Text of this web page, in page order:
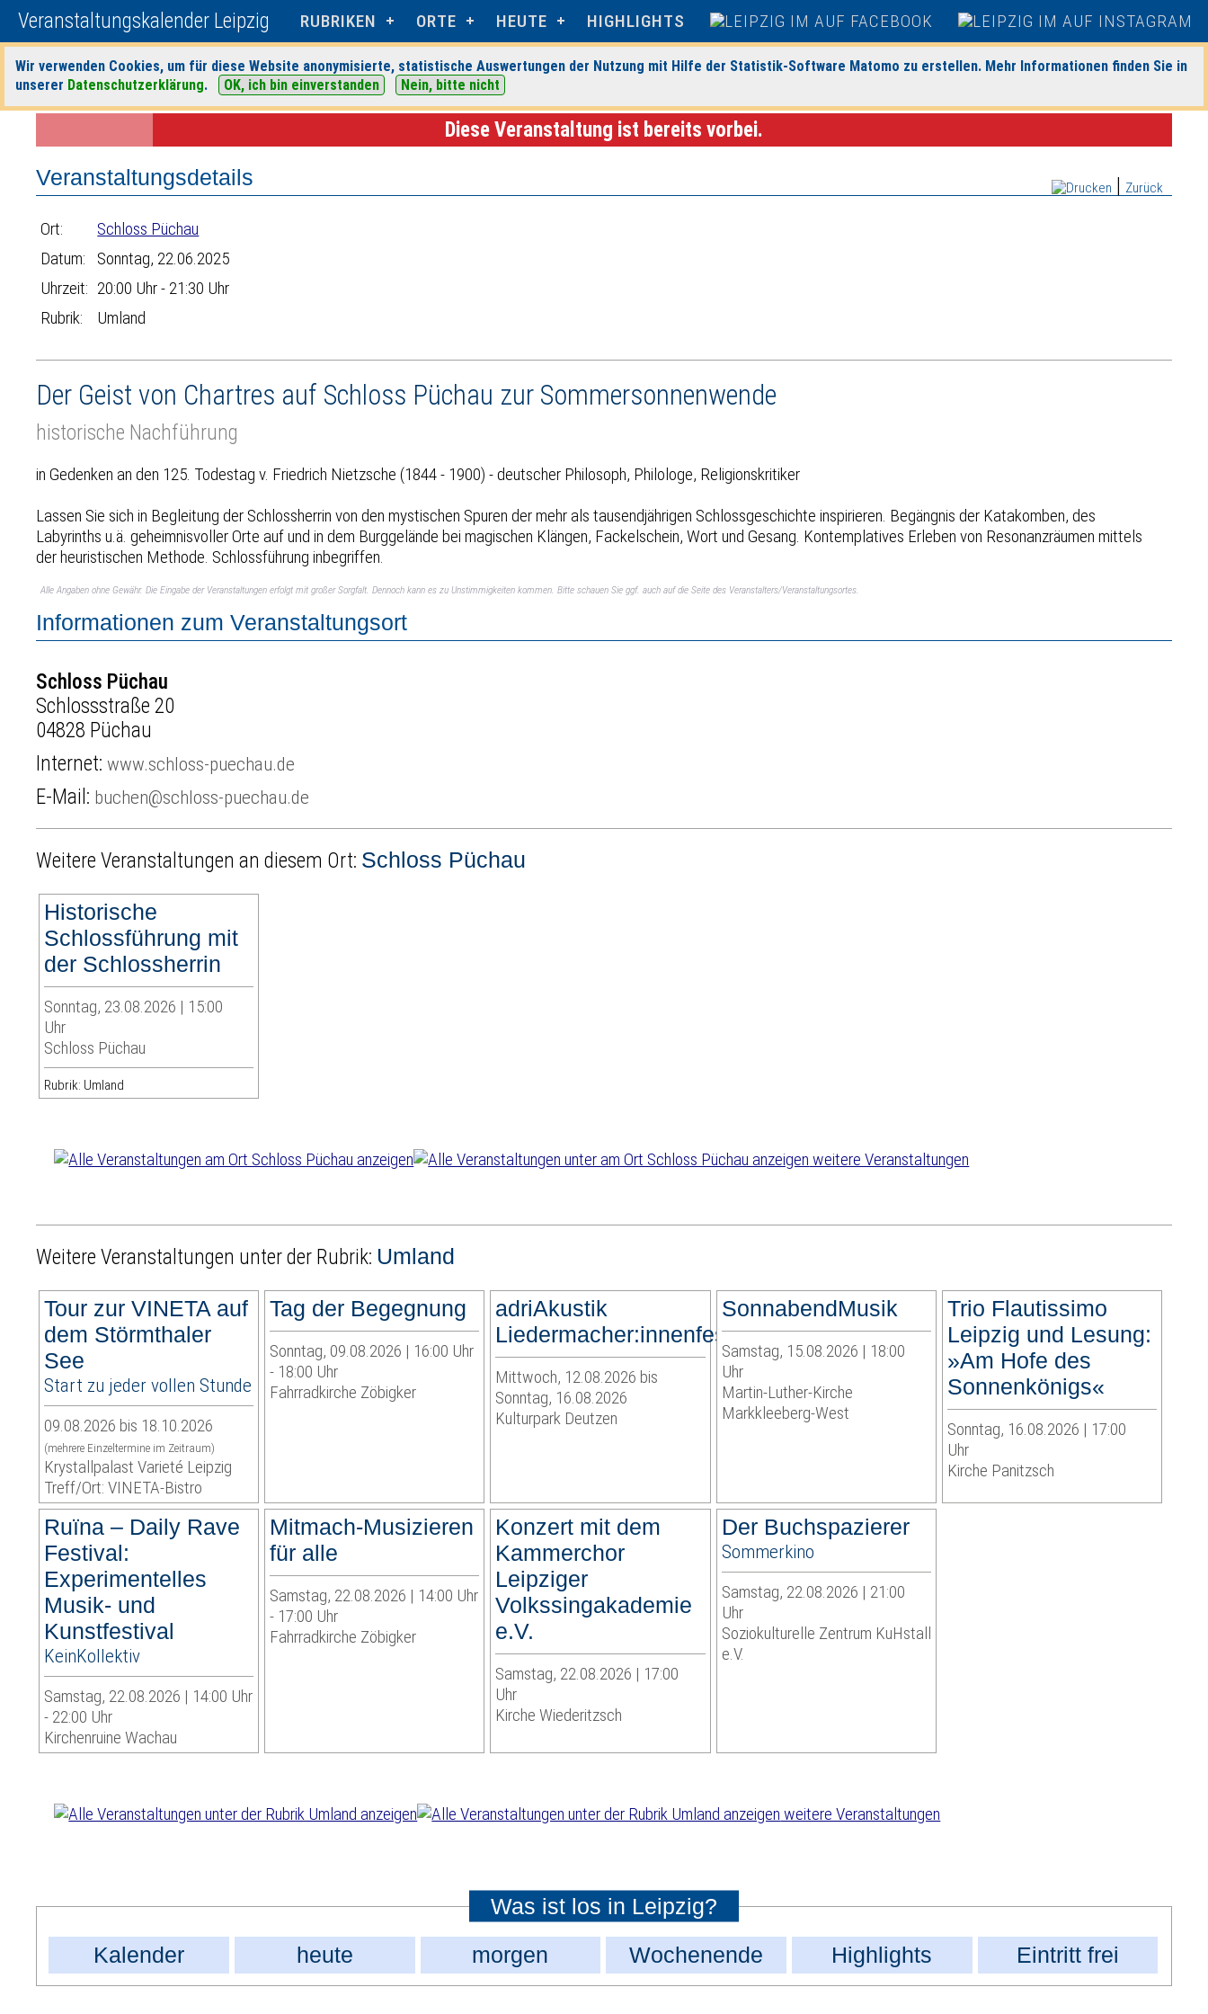
Veranstaltungskalender Leipzig RUBRIKEN ORTE HEUTE HIGHLIGHTS
Wir verwenden Cookies, um für diese Website anonymisierte, statistische Auswertungen der Nutzung mit Hilfe der Statistik-Software Matomo zu erstellen. Mehr Informationen finden Sie in
unserer Datenschutzerklärung. OK, ich bin einverstanden Nein, bitte nicht
Startseite>Veranstaltungen>Suche> Umland>Schloss Püchau > Veranstaltungsdetails
Diese Veranstaltung ist bereits vorbei.
Zurück
Veranstaltungsdetails
Ort:
Schloss Püchau
Datum:
Sonntag, 22.06.2025
Uhrzeit: 20:00 Uhr - 21:30 Uhr
Rubrik:
Umland
Der Geist von Chartres auf Schloss Püchau zur Sommersonnenwende
historische Nachführung
in Gedenken an den 125. Todestag v. Friedrich Nietzsche (1844 - 1900) - deutscher Philosoph, Philologe, Religionskritiker
Lassen Sie sich in Begleitung der Schlossherrin von den mystischen Spuren der mehr als tausendjährigen Schlossgeschichte inspirieren. Begängnis der Katakomben, des
Labyrinths u.ä. geheimnisvoller Orte auf und in dem Burggelände bei magischen Klängen, Fackelschein, Wort und Gesang. Kontemplatives Erleben von Resonanzräumen mittels
der heuristischen Methode. Schlossführung inbegriffen.
Alle Angaben ohne Gewähr. Die Eingabe der Veranstaltungen erfolgt mit großer Sorgfalt. Dennoch kann es zu Unstimmigkeiten kommen. Bitte schauen Sie ggf. auch auf die Seite des Veranstalters/Veranstaltungsortes.
Informationen zum Veranstaltungsort
Schloss Püchau
Schlossstraße 20
04828 Püchau
Internet:www.schloss-puechau.de
E-Mail: buchen@schloss-puechau.de
Weitere Veranstaltungen an diesem Ort: Schloss Püchau
Historische
Schlossführung mit
der Schlossherrin
Sonntag, 23.08.2026 | 15:00
Uhr
Schloss Püchau
Rubrik: Umland
weitere Veranstaltungen
Weitere Veranstaltungen unter der Rubrik: Umland
Tour zur VINETA auf
dem Störmthaler
See
Start zu jeder vollen Stunde
09.08.2026 bis 18.10.2026
(mehrere Einzeltermine im Zeitraum)
Krystallpalast Varieté Leipzig
Treff/Ort: VINETA-Bistro
Tag der Begegnung
Sonntag, 09.08.2026 | 16:00 Uhr
- 18:00 Uhr
Fahrradkirche Zöbigker
adriAkustik
Liedermacher:innenfestival
Mittwoch, 12.08.2026 bis
Sonntag, 16.08.2026
Kulturpark Deutzen
SonnabendMusik
Samstag, 15.08.2026 | 18:00
Uhr
Martin-Luther-Kirche
Markkleeberg-West
Trio Flautissimo
Leipzig und Lesung:
»Am Hofe des
Sonnenkönigs«
Sonntag, 16.08.2026 | 17:00
Uhr
Kirche Panitzsch
Ruïna – Daily Rave
Festival:
Experimentelles
Musik- und
Kunstfestival
KeinKollektiv
Samstag, 22.08.2026 | 14:00 Uhr
- 22:00 Uhr
Kirchenruine Wachau
Mitmach-Musizieren
für alle
Samstag, 22.08.2026 | 14:00 Uhr
- 17:00 Uhr
Fahrradkirche Zöbigker
Konzert mit dem
Kammerchor
Leipziger
Volkssingakademie
e.V.
Samstag, 22.08.2026 | 17:00
Uhr
Kirche Wiederitzsch
Der Buchspazierer
Sommerkino
Samstag, 22.08.2026 | 21:00
Uhr
Soziokulturelle Zentrum KuHstall
e.V.
weitere Veranstaltungen
Was ist los in Leipzig?
Kalender
heute morgen Wochenende Highlights Eintritt frei